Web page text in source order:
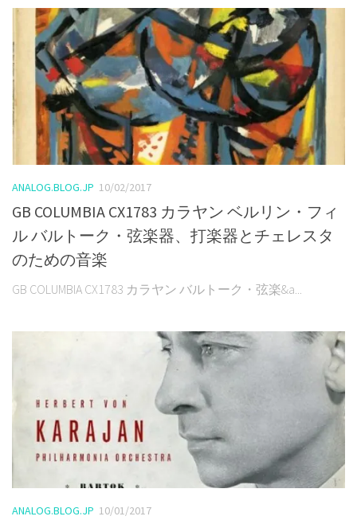
ANALOG.BLOG.JP 10/02/2017
GB COLUMBIA CX1783 カラヤン ベルリン・フィ
ル バルトーク・弦楽器、打楽器とチェレスタ
のための音楽
GB COLUMBIA CX1783 カラヤン バルトーク・弦楽&a...
ANALOG.BLOG.JP 10/01/2017